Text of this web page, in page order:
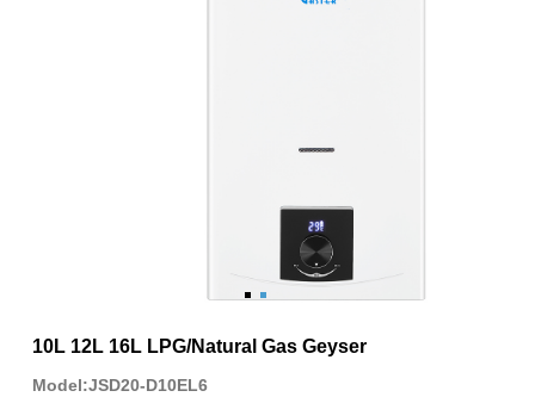
10L 12L 16L LPG/Natural Gas Geyser
Model:JSD20-D10EL6